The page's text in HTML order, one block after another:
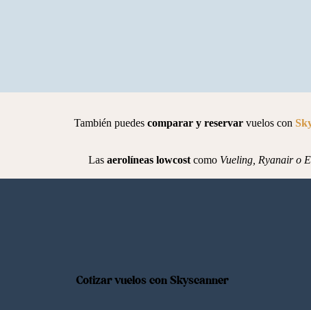
También puedes comparar y reservarvuelos con
Las aerolíneas lowcostcomo Vueling, Ryanair o
Cotizar vuelos con Skyscanner